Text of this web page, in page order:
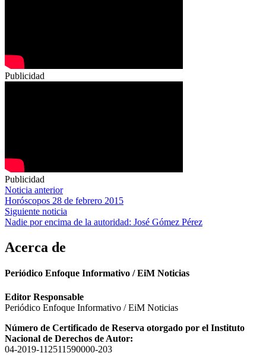
Publicidad
Publicidad
Navegación
de
entradas
Noticia anterior
Horóscopos 28 de febrero 2015
Siguiente noticia
Nadie por encima de la autoridad: José Gómez Pérez
Acerca de
Periódico Enfoque Informativo / EiM Noticias
Editor Responsable
Periódico Enfoque Informativo / EiM Noticias
Número de Certificado de Reserva otorgado por el Instituto
Nacional de Derechos de Autor:
04-2019-112511590000-203